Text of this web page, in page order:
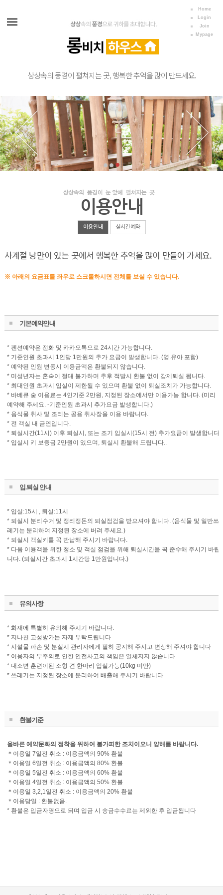
Home
Login
Join
Mypage
상상속의 풍경이 펼쳐지는 곳, 행복한 추억을 많이 만드세요.
이용안내
이용안내 실시간예약
사계절 낭만이 있는 곳에서 행복한 추억을 많이 만들어 가세요.
※ 아래의 요금표를 좌우로 스크롤하시면 전체를 보실 수 있습니다.
기본예약안내
* 펜션예약은 전화 및 카카오톡으로 24시간 가능합니다.
* 기준인원 초과시 1인당 1만원의 추가 요금이 발생합니다. (영.유아 포함)
* 예약된 인원 변동시 이용금액은 환불되지 않습니다.
* 미성년자는 혼숙이 절대 불가하며 추후 적발시 환불 없이 강제퇴실 됩니다.
* 최대인원 초과시 입실이 제한될 수 있으며 환불 없이 퇴실조치가 가능합니다.
* 바베큐 숯 이용료는 4인기준 2만원, 지정된 장소에서만 이용가능 합니다. (미리
예약해 주세요. -기준인원 초과시 추가요금 발생합니다.)
* 음식물 취사 및 조리는 공용 취사장을 이용 바랍니다.
* 전 객실 내 금연입니다.
* 퇴실시간(11시) 이후 퇴실시, 또는 조기 입실시(15시 전) 추가요금이 발생합니다.
* 입실시 키 보증금 2만원이 있으며, 퇴실시 환불해 드립니다..
입.퇴실 안내
* 입실:15시 , 퇴실:11시
* 퇴실시 분리수거 및 정리정돈의 퇴실점검을 받으셔야 합니다. (음식물 및 일반쓰
레기는 분리하여 지정된 장소에 버려 주세요.)
* 퇴실시 객실키를 꼭 반납해 주시기 바랍니다.
* 다음 이용객을 위한 청소 및 객실 점검을 위해 퇴실시간을 꼭 준수해 주시기 바랍
니다. (퇴실시간 초과시 1시간당 1만원입니다.)
유의사항
* 화재에 특별히 유의해 주시기 바랍니다.
* 지나친 고성방가는 자제 부탁드립니다
* 시설물 파손 및 분실시 관리자에게 필히 공지해 주시고 변상해 주셔야 합니다
* 이용자의 부주의로 인한 안전사고의 책임은 일체지지 않습니다
* 대소변 훈련이된 소형 견 한마리 입실가능(10kg 미만)
* 쓰레기는 지정된 장소에 분리하여 배출해 주시기 바랍니다.
환불기준
올바른 예약문화의 정착을 위하여 불가피한 조치이오니 양해를 바랍니다.
＊이용일 7일전 취소 : 이용금액의 90% 환불
＊이용일 6일전 취소 : 이용금액의 80% 환불
＊이용일 5일전 취소 : 이용금액의 60% 환불
＊이용일 4일전 취소 : 이용금액의 50% 환불
＊이용일 3,2,1일전 취소 : 이용금액의 20% 환불
＊이용당일 : 환불없음.
* 환불은 입금자명으로 되며 입금 시 송금수수료는 제외한 후 입금됩니다